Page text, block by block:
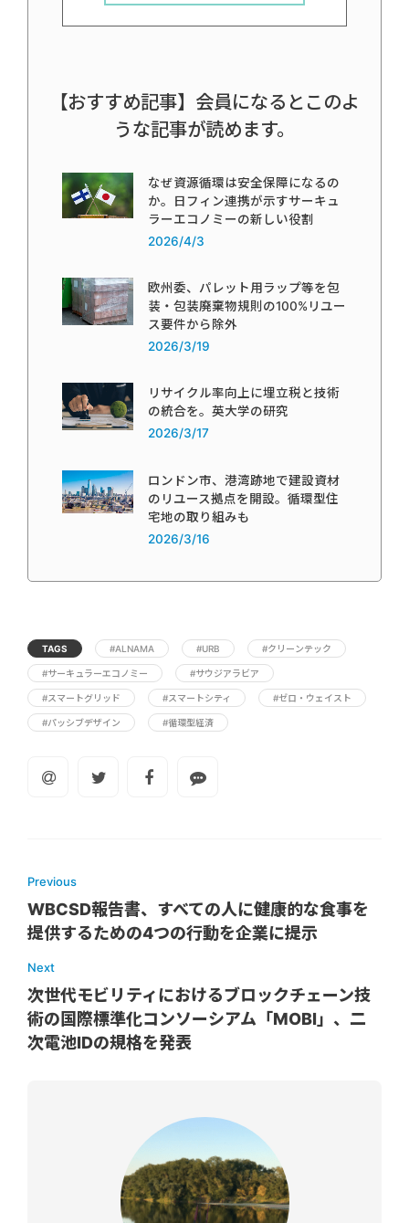
【おすすめ記事】会員になるとこのよ
うな記事が読めます。
なぜ資源循環は安全保障になるの
か。日フィン連携が示すサーキュ
ラーエコノミーの新しい役割
2026/4/3
欧州委、パレット用ラップ等を包
装・包装廃棄物規則の100%リユー
ス要件から除外
2026/3/19
リサイクル率向上に埋立税と技術
の統合を。英大学の研究
2026/3/17
ロンドン市、港湾跡地で建設資材
のリユース拠点を開設。循環型住
宅地の取り組みも
2026/3/16
TAGS #ALNAMA #URB #クリーンテック
#サーキュラーエコノミー #サウジアラビア
#スマートグリッド #スマートシティ #ゼロ・ウェイスト
#パッシブデザイン #循環型経済
Previous
WBCSD報告書、すべての人に健康的な食事を
提供するための4つの行動を企業に提示
Next
次世代モビリティにおけるブロックチェーン技
術の国際標準化コンソーシアム「MOBI」、二
次電池IDの規格を発表